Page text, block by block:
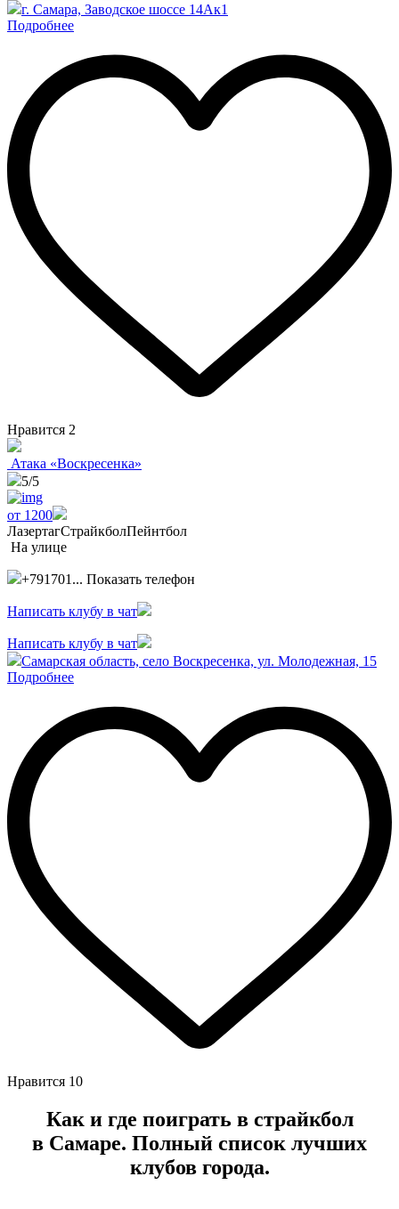
г. Самара, Заводское шоссе 14Ак1
Подробнее
Нравится 2
Атака «Воскресенка»
5/5
от 1200
ЛазертагСтрайкболПейнтбол
На улице
+791701... Показать телефон
Написать клубу в чат
Написать клубу в чат
Самарская область, село Воскресенка, ул. Молодежная, 15
Подробнее
Нравится 10
Как и где поиграть в страйкбол
в Самаре. Полный список лучших
клубов города.